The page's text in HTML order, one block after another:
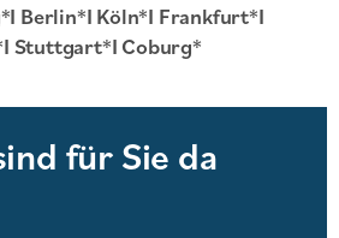
Berlin*I Köln*I Frankfurt*I
Stuttgart*I Coburg*
für Sie da